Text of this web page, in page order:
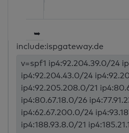
➥
include:ispgateway.de
v=spf1 ip4:92.204.39.0/24
ip4:92.204.43.0/24
ip4:92.205.208.0/21
ip4:80.67.18.0/26
ip4:62.67.200.0/24
ip4:188.93.8.0/21